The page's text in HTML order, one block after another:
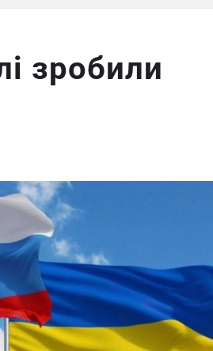
зробили